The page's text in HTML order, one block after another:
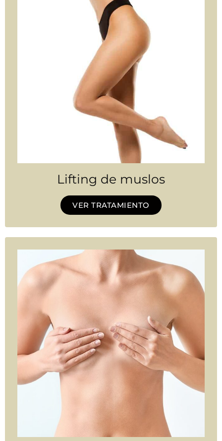
Lifting de muslos
VER TRATAMIENTO